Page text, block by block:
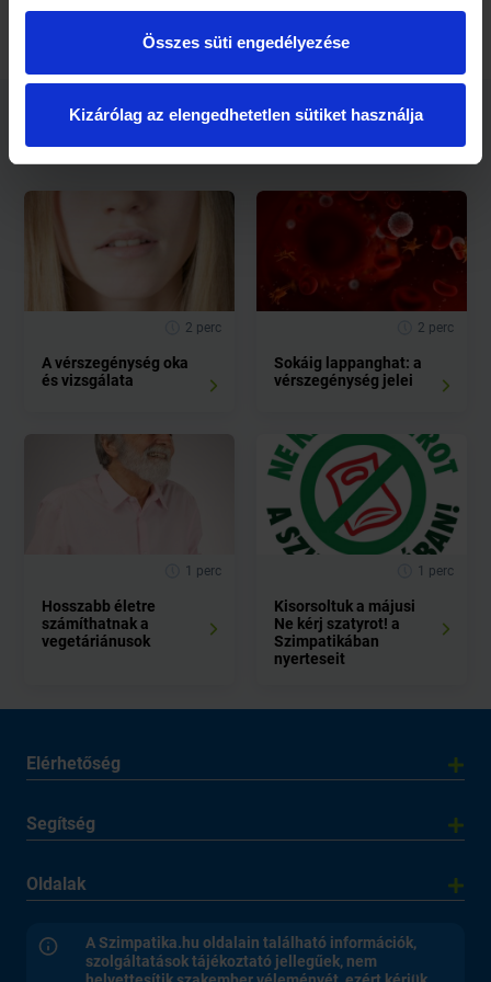
Összes süti engedélyezése
Kizárólag az elengedhetetlen sütiket használja
Kapcsolódó cikkek
2 perc
A vérszegénység oka
és vizsgálata
2 perc
Sokáig lappanghat: a
vérszegénység jelei
1 perc
Hosszabb életre
számíthatnak a
vegetáriánusok
1 perc
Kisorsoltuk a májusi
Ne kérj szatyrot! a
Szimpatikában
nyerteseit
Elérhetőség
Segítség
Oldalak
A Szimpatika.hu oldalain található információk,
szolgáltatások tájékoztató jellegűek, nem